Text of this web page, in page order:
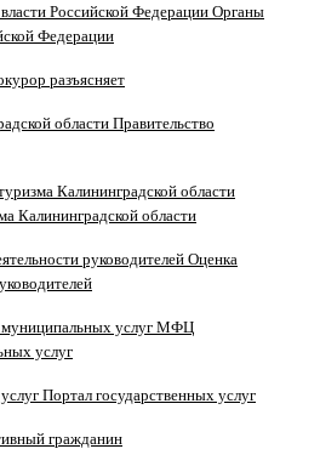
Органы
Федерации
разъясняет
Правительство
Калининградской области
Оценка
МФЦ
услуг
Портал государственных услуг
гражданин